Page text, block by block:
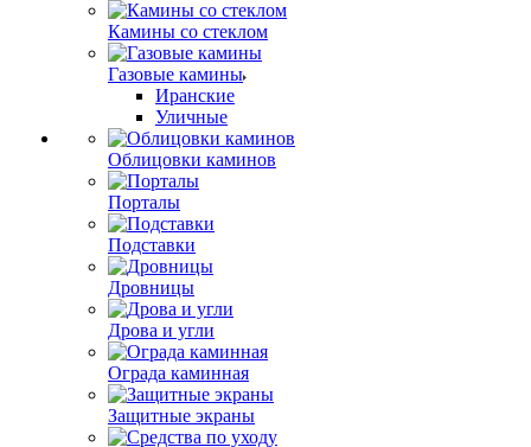
Камины со стеклом
Газовые камины
Иранские
Уличные
Облицовки каминов
Порталы
Подставки
Дровницы
Дрова и угли
Ограда каминная
Защитные экраны